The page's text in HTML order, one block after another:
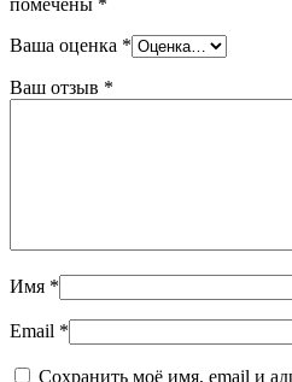
Ваша оценка *
Ваш отзыв *
Имя *
Email *
Сохранить моё имя, email и